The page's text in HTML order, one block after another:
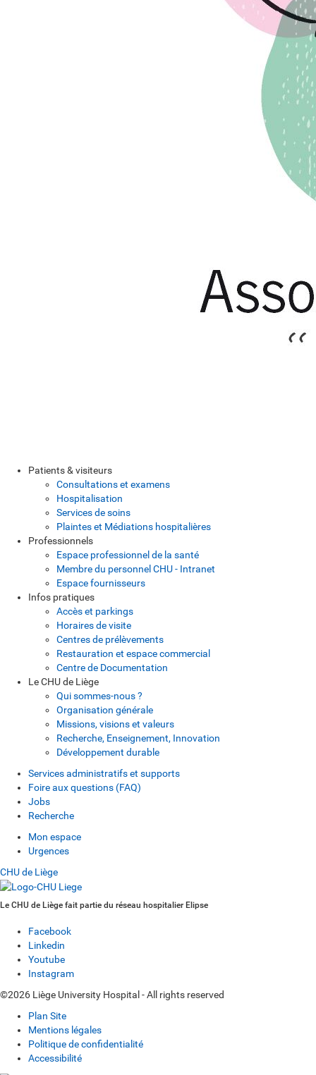
Patients & visiteurs
Consultations et examens
Hospitalisation
Services de soins
Plaintes et Médiations hospitalières
Professionnels
Espace professionnel de la santé
Membre du personnel CHU - Intranet
Espace fournisseurs
Infos pratiques
Accès et parkings
Horaires de visite
Centres de prélèvements
Restauration et espace commercial
Centre de Documentation
Le CHU de Liège
Qui sommes-nous ?
Organisation générale
Missions, visions et valeurs
Recherche, Enseignement, Innovation
Développement durable
Services administratifs et supports
Foire aux questions (FAQ)
Jobs
Recherche
Mon espace
Urgences
CHU de Liège
Le CHU de Liège fait partie du réseau hospitalier Elipse
Facebook
Linkedin
Youtube
Instagram
©2026 Liège University Hospital - All rights reserved
Plan Site
Mentions légales
Politique de confidentialité
Accessibilité